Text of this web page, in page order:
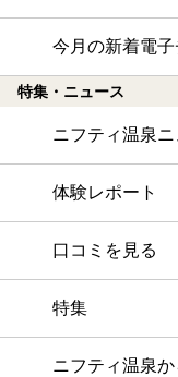
今月の新着電
特集・ニュース
ニフティ温泉ニ
体験レポート
口コミを見る
特集
ニフティ温泉